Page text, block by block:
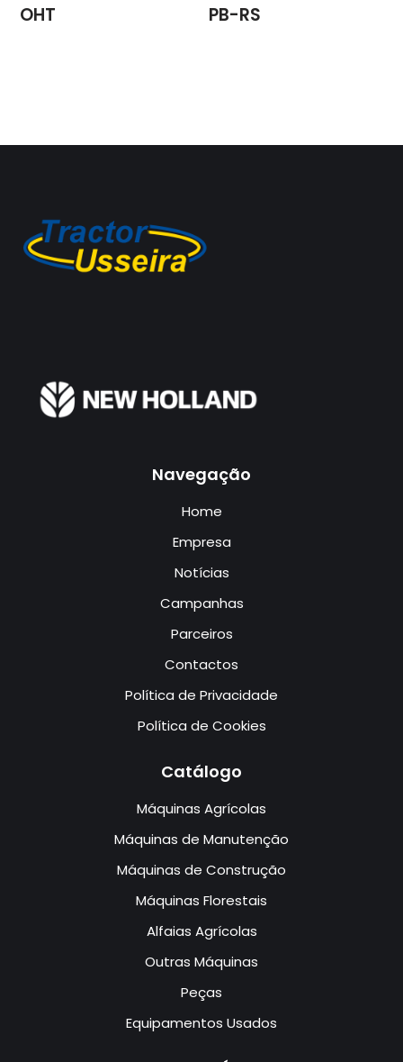
OHT PB-RS
Navegação
Home
Empresa
Notícias
Campanhas
Parceiros
Contactos
Política de Privacidade
Política de Cookies
Catálogo
Máquinas Agrícolas
Máquinas de Manutenção
Máquinas de Construção
Máquinas Florestais
Alfaias Agrícolas
Outras Máquinas
Peças
Equipamentos Usados